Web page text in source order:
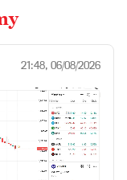
21:48, 06/08/2026